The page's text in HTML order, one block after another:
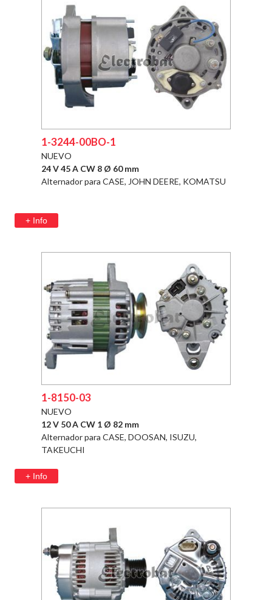
1-3244-00BO-1
NUEVO
24 V 45 A CW 8 Ø 60 mm
Alternador para CASE, JOHN DEERE, KOMATSU
+ Info
1-8150-03
NUEVO
12 V 50 A CW 1 Ø 82 mm
Alternador para CASE, DOOSAN, ISUZU,
TAKEUCHI
+ Info